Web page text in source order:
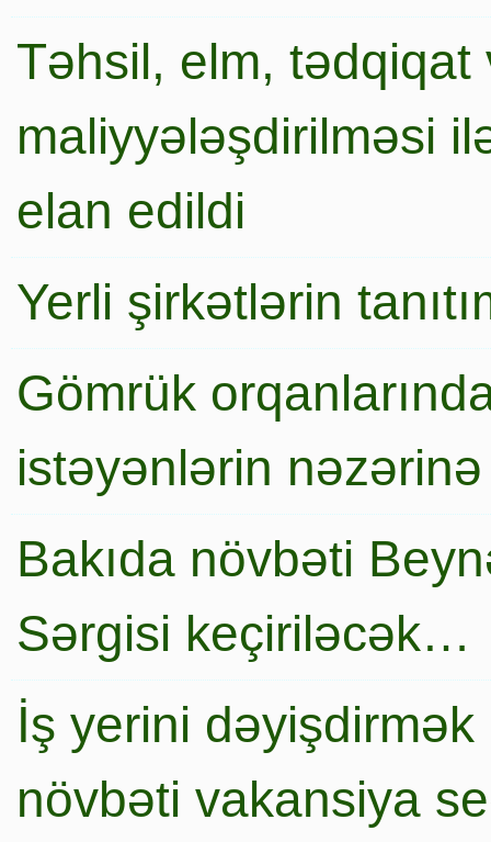
Təhsil, elm,
maliyyələşdirilməsi
elan edildi
Yerli şirkətlərin
Gömrük
istəyənlərin nəzərinə
Bakıda növbəti
Sərgisi keçiriləcək…
İş yerini
növbəti vakansiya